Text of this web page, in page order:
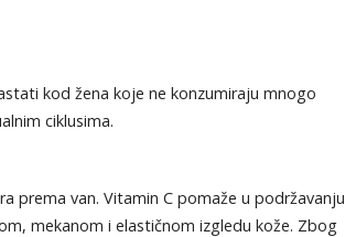
kod žena koje ne konzumiraju mnogo
ciklusima.
prema van. Vitamin C pomaže u podržavanju
mekanom i elastičnom izgledu kože. Zbog